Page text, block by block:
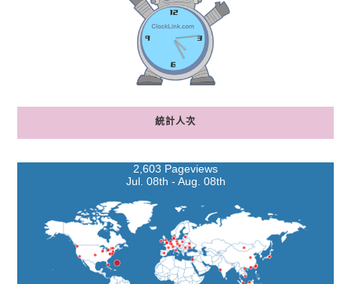
統計人次
2,603 Pageviews
Jul. 08th - Aug. 08th